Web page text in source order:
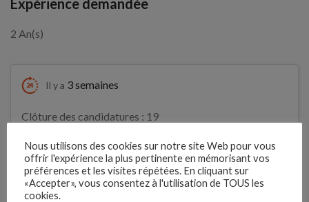
Expérience demandée
2 An(s)
Il y a 3 semaines
Clôture des candidatures : 19
Je postule
Détails de l’offre
Nous utilisons des cookies sur notre site Web pour vous
offrir l'expérience la plus pertinente en mémorisant vos
préférences et les visites répétées. En cliquant sur
«Accepter», vous consentez à l'utilisation de TOUS les
cookies.